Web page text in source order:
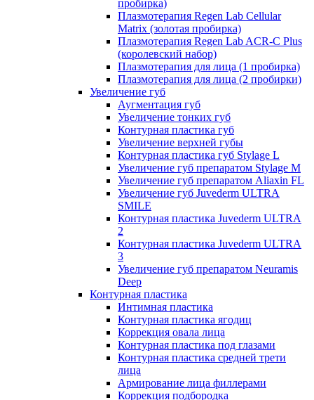
пробирка)
Плазмотерапия Regen Lab Cellular
Matrix (золотая пробирка)
Плазмотерапия Regen Lab ACR-C Plus
(королевский набор)
Плазмотерапия для лица (1 пробирка)
Плазмотерапия для лица (2 пробирки)
Увеличение губ
Аугментация губ
Увеличение тонких губ
Контурная пластика губ
Увеличение верхней губы
Контурная пластика губ Stylage L
Увеличение губ препаратом Stylage M
Увеличение губ препаратом Aliaxin FL
Увеличение губ Juvederm ULTRA
SMILE
Контурная пластика Juvederm ULTRA
2
Контурная пластика Juvederm ULTRA
3
Увеличение губ препаратом Neuramis
Deep
Контурная пластика
Интимная пластика
Контурная пластика ягодиц
Коррекция овала лица
Контурная пластика под глазами
Контурная пластика средней трети
лица
Армирование лица филлерами
Коррекция подбородка